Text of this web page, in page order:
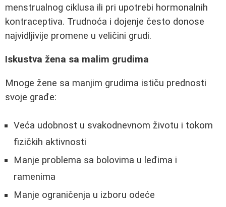
menstrualnog ciklusa ili pri upotrebi hormonalnih
kontraceptiva. Trudnoća i dojenje često donose
najvidljivije promene u veličini grudi.
Iskustva žena sa malim grudima
Mnoge žene sa manjim grudima ističu prednosti
svoje građe:
Veća udobnost u svakodnevnom životu i tokom
fizičkih aktivnosti
Manje problema sa bolovima u leđima i
ramenima
Manje ograničenja u izboru odeće